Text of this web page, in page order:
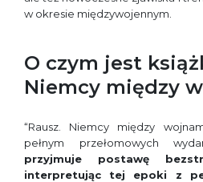
w okresie międzywojennym.
O czym jest
Niemcy między
“Rausz. Niemcy między
pełnym przełomowych
przyjmuje postawę
interpretując tej epoki z